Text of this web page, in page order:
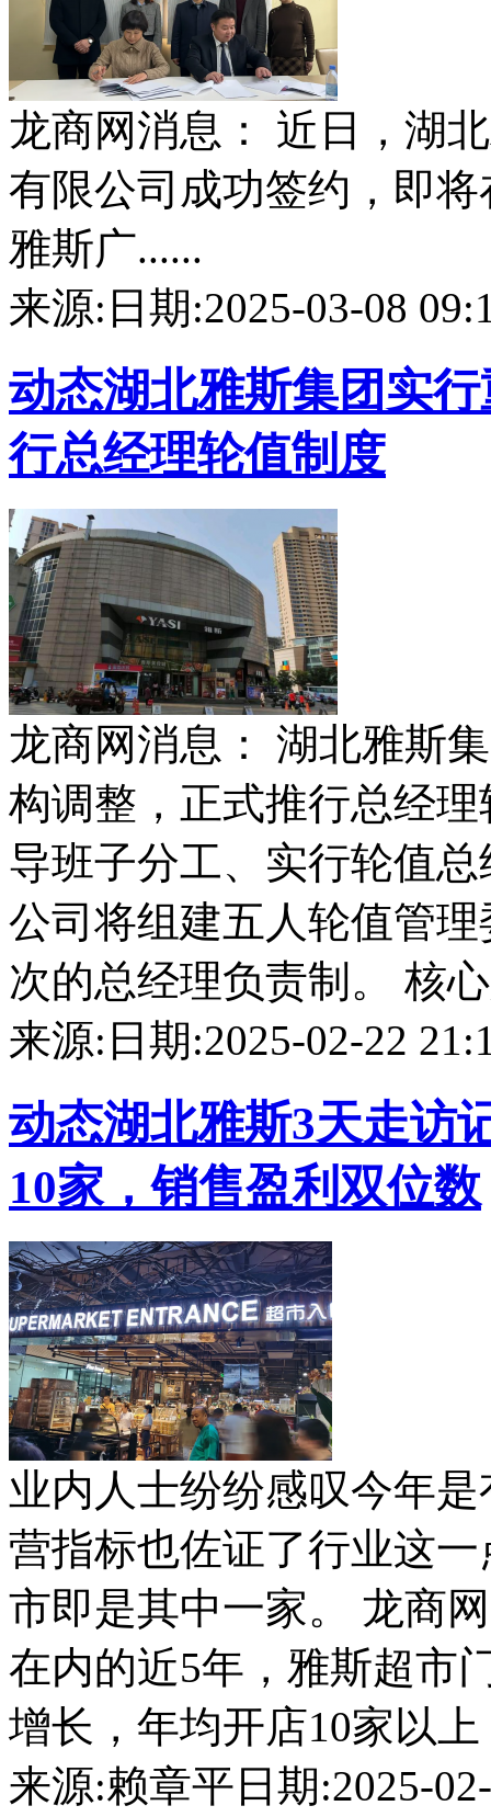
龙商网消息： 近日，湖
有限公司成功签约，即
雅斯广......
来源: 日期:2025-03-08
动态湖北雅斯集团实
行总经理轮值制度
龙商网消息： 湖北雅斯
构调整，正式推行总经
导班子分工、实行轮值
公司将组建五人轮值管
次的总经理负责制。 核
来源: 日期:2025-02-22
动态湖北雅斯3天走访
10家，销售盈利双位数
业内人士纷纷感叹今年
营指标也佐证了行业这
市即是其中一家。 龙商
在内的近5年，雅斯超市
增长，年均开店10家以
来源:赖章平日期:2025-